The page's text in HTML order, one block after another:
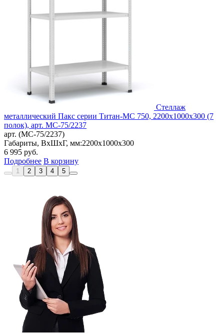
Стеллаж
металлический Пакс серии Титан-МС 750, 2200x1000x300 (7
полок), арт. МС-75/2237
арт. (МС-75/2237)
Габариты, ВxШxГ, мм:2200x1000x300
6 995 руб.
Подробнее В корзину
1 2 3 4 5